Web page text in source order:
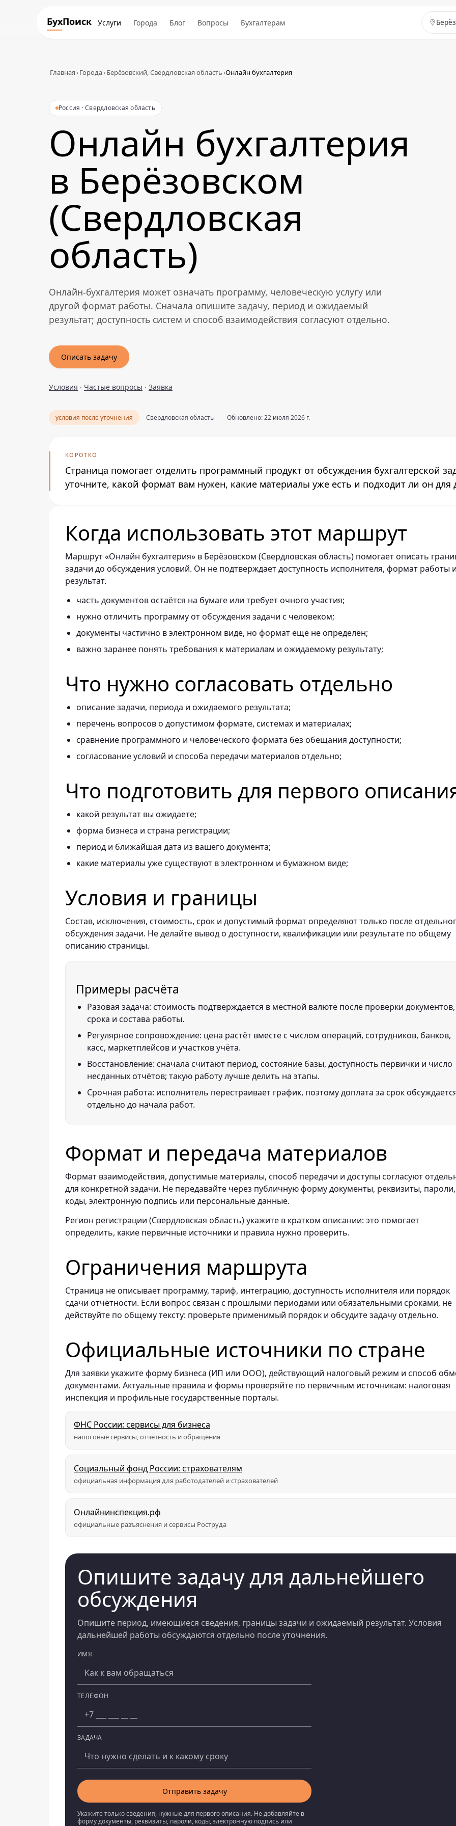
БухПоиск Услуги Города Блог Вопросы Бухгалтерам
Главная›Города›Берёзовский, Свердловская область›Онлайн бухгалтерия
Россия · Свердловская область
Онлайн бухгалтерия
в Берёзовском
(Свердловская
область)
Онлайн-бухгалтерия может означать программу, человеческую услугу или
другой формат работы. Сначала опишите задачу, период и ожидаемый
результат; доступность систем и способ взаимодействия согласуют отдельно.
Описать задачу
Условия · Частые вопросы · Заявка
условия после уточнения Свердловская область Обновлено: 22 июля 2026 г.
КОРОТКО
Страница помогает отделить программный продукт от обсуждения бухгалтерской
уточните, какой формат вам нужен, какие материалы уже есть и подходит ли он для
Когда использовать этот маршрут
Маршрут «Онлайн бухгалтерия» в Берёзовском (Свердловская область) помогает описать
задачи до обсуждения условий. Он не подтверждает доступность исполнителя, формат работы
результат.
часть документов остаётся на бумаге или требует очного участия;
нужно отличить программу от обсуждения задачи с человеком;
документы частично в электронном виде, но формат ещё не определён;
важно заранее понять требования к материалам и ожидаемому результату;
Что нужно согласовать отдельно
описание задачи, периода и ожидаемого результата;
перечень вопросов о допустимом формате, системах и материалах;
сравнение программного и человеческого формата без обещания доступности;
согласование условий и способа передачи материалов отдельно;
Что подготовить для первого
какой результат вы ожидаете;
форма бизнеса и страна регистрации;
период и ближайшая дата из вашего документа;
какие материалы уже существуют в электронном и бумажном виде;
Условия и границы
Состав, исключения, стоимость, срок и допустимый формат определяют только после
обсуждения задачи. Не делайте вывод о доступности, квалификации или результате по общему
описанию страницы.
Примеры расчёта
Разовая задача: стоимость подтверждается в местной валюте после проверки документов,
срока и состава работы.
Регулярное сопровождение: цена растёт вместе с числом операций, сотрудников, банков,
касс, маркетплейсов и участков учёта.
Восстановление: сначала считают период, состояние базы, доступность первички и число
несданных отчётов; такую работу лучше делить на этапы.
Срочная работа: исполнитель перестраивает график, поэтому доплата за срок
отдельно до начала работ.
Формат и передача материалов
Формат взаимодействия, допустимые материалы, способ передачи и доступы согласуют
для конкретной задачи. Не передавайте через публичную форму документы, реквизиты, пароли,
коды, электронную подпись или персональные данные.
Регион регистрации (Свердловская область) укажите в кратком описании: это помогает
определить, какие первичные источники и правила нужно проверить.
Ограничения маршрута
Страница не описывает программу, тариф, интеграцию, доступность исполнителя или порядок
сдачи отчётности. Если вопрос связан с прошлыми периодами или обязательными сроками, не
действуйте по общему тексту: проверьте применимый порядок и обсудите задачу отдельно.
Официальные источники по стране
Для заявки укажите форму бизнеса (ИП или ООО), действующий налоговый режим и способ
документами. Актуальные правила и формы проверяйте по первичным источникам: налоговая
инспекция и профильные государственные порталы.
ФНС России: сервисы для бизнеса
налоговые сервисы, отчётность и обращения
Социальный фонд России: страхователям
официальная информация для работодателей и страхователей
Онлайнинспекция.рф
официальные разъяснения и сервисы Роструда
Опишите задачу для дальнейшего
обсуждения
Опишите период, имеющиеся сведения, границы задачи и ожидаемый результат. Условия
дальнейшей работы обсуждаются отдельно после уточнения.
ИМЯ
ТЕЛЕФОН
ЗАДАЧА
Компания
Отправить задачу
Укажите только сведения, нужные для первого описания. Не добавляйте в
форму документы, реквизиты, пароли, коды, электронную подпись или